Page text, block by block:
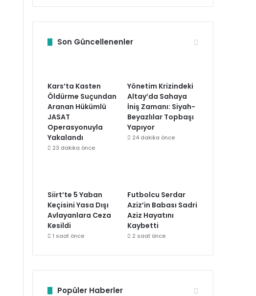
Son Güncellenenler
Kars’ta Kasten
Öldürme Suçundan
Aranan Hükümlü
JASAT
Operasyonuyla
Yakalandı
23 dakika önce
Yönetim Krizindeki
Altay’da Sahaya
İniş Zamanı: Siyah-
Beyazlılar Topbaşı
Yapıyor
24 dakika önce
Siirt’te 5 Yaban
Keçisini Yasa Dışı
Avlayanlara Ceza
Kesildi
1 saat önce
Futbolcu Serdar
Aziz’in Babası Sadri
Aziz Hayatını
Kaybetti
2 saat önce
Popüler Haberler